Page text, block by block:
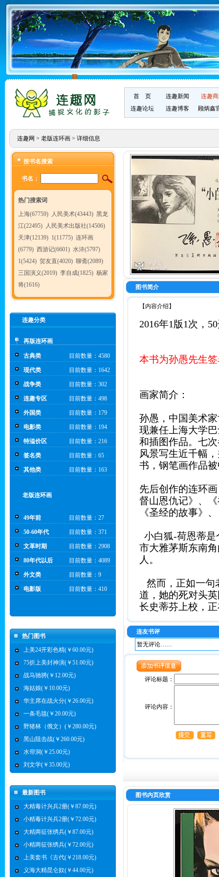
首 页 连趣新闻
连趣
连趣论坛
连趣博客 顾炳鑫
连趣网 > 老版连环画> 详细信息
按书名搜索
书名：
热门搜索词
上海(67759) 人民美术(43443) 黑龙
江(22495) 人民美术出版社(14506)
天津(12139) 1(11775) 连环画
(6779) 西游记(6601) 水浒(5797)
1(5424) 贺友直(4020) 聊斋(2089)
三国演义(2019) 李自成(1825) 杨家
将(1616)
连趣分类
再版连环画
古典类 目前数量：4580
现代类 目前数量：1642
战争类 目前数量：302
连趣专区 目前数量：498
外国类 目前数量：179
电影类 目前数量：194
特溢价区 目前数量：216
签名类 目前数量：65
其他类 目前数量：163
老版连环画
49年前 目前数量：27
50-60年代 目前数量：371
文革时期 目前数量：2908
80年代以后 目前数量：4089
外文类 目前数量：9
电影版 目前数量：410
热门图书
上美24开彩色精(￥60.00元)
75折上美封神演(￥51.00元)
战马驰骋(￥12.00元)
海姑娘(￥10.00元)
华主席在战火分(￥26.00元)
一条毛毯(￥20.00元)
野猪林（俄文）(￥280.00元)
黑山阻击战(￥260.00元)
水帘洞(￥25.00元)
刘文学(￥35.00元)
最新图书
大精毒计兴兵2册(￥87.00元)
小精毒计兴兵2册(￥72.00元)
大精两征张绣兵(￥87.00元)
小精两征张绣兵(￥72.00元)
上美套书《古代(￥218.00元)
义海大精昆仑奴(￥44.00元)
图书简介
【内容介绍】
2016年1版1次，
本书为孙愚先生
画家简介：
孙愚，中国美术
现兼任上海大学
和插图作品。七
风景写生近千幅
书，钢笔画作品
先后创作的连环
督山恩仇记》、
《圣经的故事》
小白狐-荷恩蒂是
市大雅茅斯东南
人。
然而，正如一句
道，她的死对头
长史蒂芬上校，
连友书评
暂无评论……
评论标题：
评论内容：
图书内页欣赏